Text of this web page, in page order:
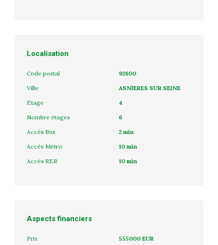
Localisation
Code postal
92600
Ville
ASNIERES SUR SEINE
Etage
4
Nombre étages
6
Accès Bus
2 min
Accès Métro
10 min
Accès RER
10 min
Aspects financiers
Prix 555000 EUR